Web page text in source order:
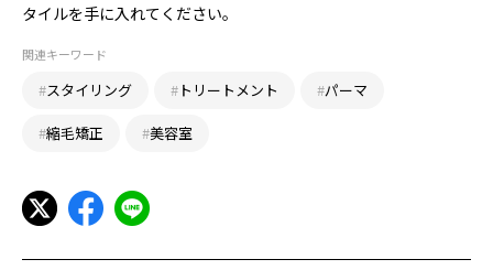
タイルを手に入れてください。
関連キーワード
#スタイリング # トリートメント #パーマ
#縮毛矯正 #美容室